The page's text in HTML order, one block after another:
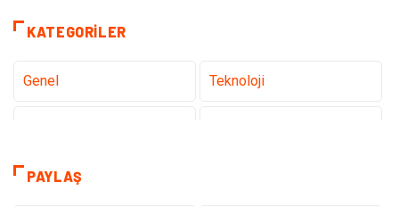
KATEGORILER
Genel Teknoloji
Tatil
PAYLAŞ